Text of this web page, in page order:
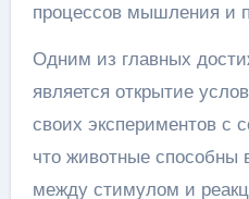
процессов мышления и
Одним из главных
является открытие
своих экспериментов с
что животные способны
между стимулом и